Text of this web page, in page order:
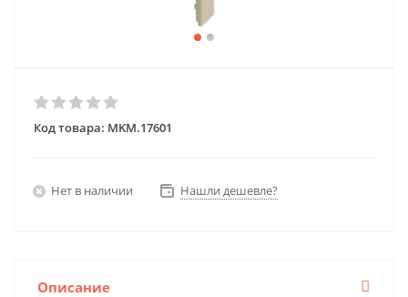
Код товара: MKM.17601
Нет в наличии Нашли дешевле?
Описание